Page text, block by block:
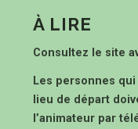
À LIRE
Consultez le site
Les personnes
lieu de départ
l’animateur par